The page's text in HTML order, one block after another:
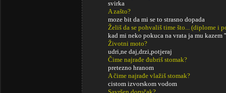
svirka
A zašto?
moze bit da mi se to strasno dopada
Želiš da se pohvališ time što... (diplome i
kad mi neko pokuca na vrata ja mu kazem
Životni moto?
udri,ne daj,drzi,potjeraj
Čime najrađe đubriš stomak?
pretezno hranom
A čime najrađe vlažiš stomak?
cistom izvorskom vodom